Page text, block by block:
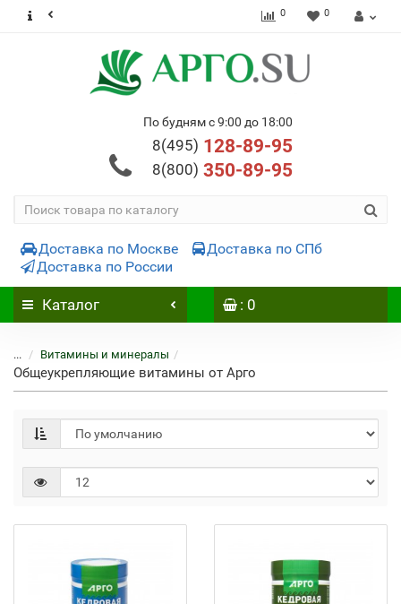
0 0
По будням с 9:00 до 18:00
8(495) 128-89-95
8(800) 350-89-95
Доставка по Москве
Доставка по СПб
Доставка по России
Каталог : 0
... Витамины и минералы
Общеукрепляющие витамины от Арго